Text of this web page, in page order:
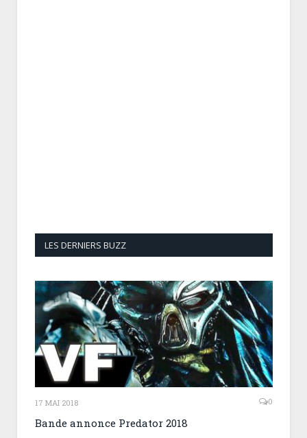
LES DERNIERS BUZZ
17 MAI 2018 0
Bande annonce Predator 2018